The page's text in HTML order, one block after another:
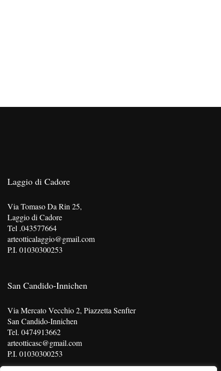
Laggio di Cadore
Via Tomaso Da Rin 25,
Laggio di Cadore
Tel .043577664
arteotticalaggio@gmail.com
P.I. 01030300253
San Candido-Innichen
Via Mercato Vecchio 2, Piazzetta Senfter
San Candido-Innichen
Tel. 0474913662
arteotticasc@gmail.com
P.I. 01030300253